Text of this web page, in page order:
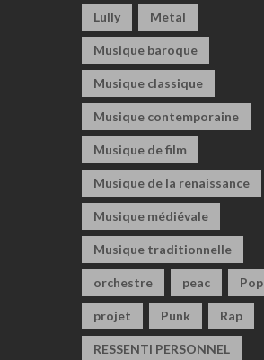
Lully Metal
Musique baroque
Musique classique
Musique contemporaine
Musique de film
Musique de la renaissance
Musique médiévale
Musique traditionnelle
orchestre peac Pop
projet Punk Rap
RESSENTI PERSONNEL